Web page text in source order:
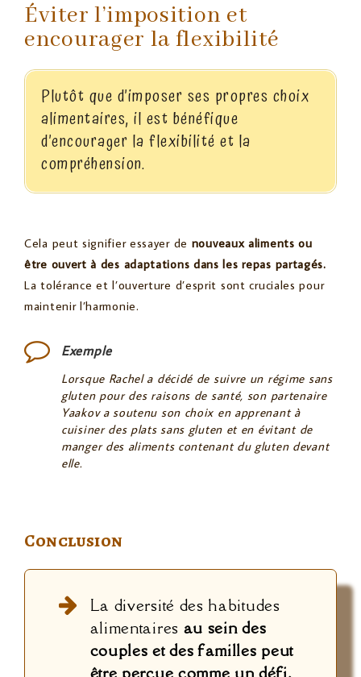
Éviter l’imposition et
encourager la flexibilité
Plutôt que d’imposer ses propres choix
alimentaires, il est bénéfique
d’encourager la flexibilité et la
compréhension.
Cela peut signifier essayer de nouveaux aliments ou
être ouvert à des adaptations dans les repas partagés.
La tolérance et l’ouverture d’esprit sont cruciales pour
maintenir l’harmonie.
Exemple
Lorsque Rachel a décidé de suivre un régime sans
gluten pour des raisons de santé, son partenaire
Yaakov a soutenu son choix en apprenant à
cuisiner des plats sans gluten et en évitant de
manger des aliments contenant du gluten devant
elle.
Conclusion
La diversité des habitudes
alimentaires au sein des
couples et des familles peut
être perçue comme un défi,